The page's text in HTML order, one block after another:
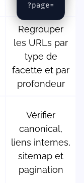
?page=
Regrouper
les URLs par
type de
facette et par
profondeur
Vérifier
canonical,
liens internes,
sitemap et
pagination